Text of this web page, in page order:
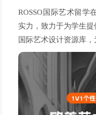
ROSSO国际艺术留学
实力，致力于为学生
国际艺术设计资源库